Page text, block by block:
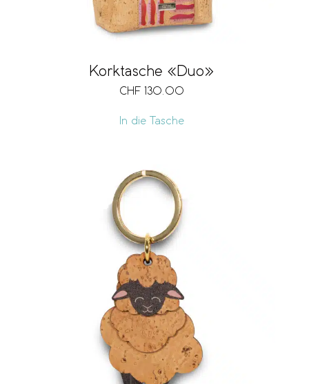
Korktasche «Duo»
CHF 130.00
In die Tasche